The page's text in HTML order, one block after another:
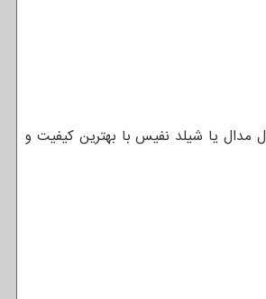
مدال یا شیلد نفیس با بهترین کیفیت و